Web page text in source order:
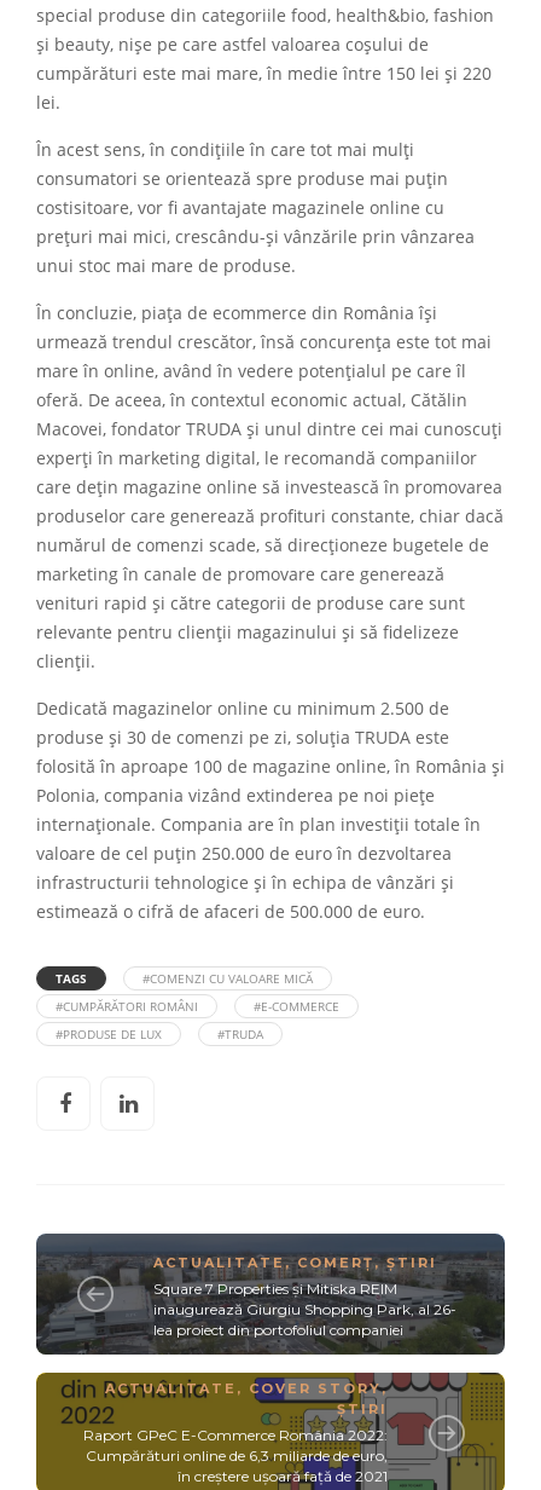
special produse din categoriile food, health&bio, fashion
și beauty, nișe pe care astfel valoarea coșului de
cumpărături este mai mare, în medie între 150 lei și 220
lei.
În acest sens, în condițiile în care tot mai mulți
consumatori se orientează spre produse mai puțin
costisitoare, vor fi avantajate magazinele online cu
prețuri mai mici, crescându-și vânzările prin vânzarea
unui stoc mai mare de produse.
În concluzie, piața de ecommerce din România își
urmează trendul crescător, însă concurența este tot mai
mare în online, având în vedere potențialul pe care îl
oferă. De aceea, în contextul economic actual, Cătălin
Macovei, fondator TRUDA și unul dintre cei mai cunoscuți
experți în marketing digital, le recomandă companiilor
care dețin magazine online să investească în promovarea
produselor care generează profituri constante, chiar dacă
numărul de comenzi scade, să direcționeze bugetele de
marketing în canale de promovare care generează
venituri rapid și către categorii de produse care sunt
relevante pentru clienții magazinului și să fidelizeze
clienții.
Dedicată magazinelor online cu minimum 2.500 de
produse și 30 de comenzi pe zi, soluția TRUDA este
folosită în aproape 100 de magazine online, în România și
Polonia, compania vizând extinderea pe noi piețe
internaționale. Compania are în plan investiții totale în
valoare de cel puțin 250.000 de euro în dezvoltarea
infrastructurii tehnologice și în echipa de vânzări și
estimează o cifră de afaceri de 500.000 de euro.
TAGS
#COMENZI CU VALOARE MICĂ
#CUMPĂRĂTORI ROMÂNI
#E-COMMERCE
#PRODUSE DE LUX
#TRUDA
ACTUALITATE,COMERȚ,ȘTIRI
Square 7 Properties și Mitiska REIM
inaugurează Giurgiu Shopping Park, al 26-
lea proiect din portofoliul companiei
ACTUALITATE , COVER STORY,
ȘTIRI
Raport GPeC E-Commerce România 2022:
Cumpărături online de 6,3 miliarde de euro,
în creștere ușoară față de 2021